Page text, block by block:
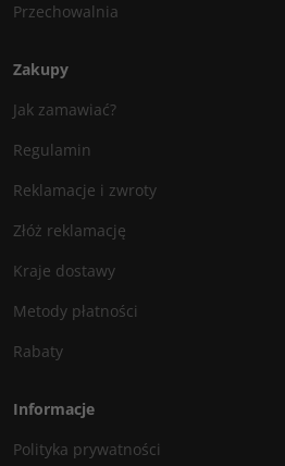
Przechowalnia
Zakupy
Jak zamawiać?
Regulamin
Reklamacje i zwroty
Złóż reklamację
Kraje dostawy
Metody płatności
Rabaty
Informacje
Polityka prywatności